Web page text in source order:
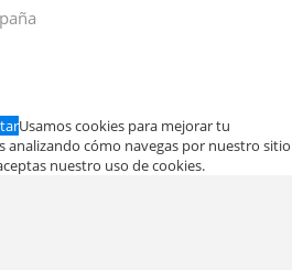
Usamos cookies para mejorar tu
analizando cómo navegas por nuestro sitio
nuestro uso de cookies.